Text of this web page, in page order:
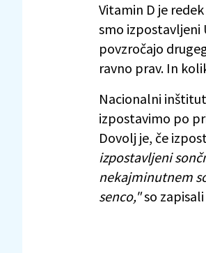
Vitamin D je
smo izpostavljeni
povzročajo
ravno prav. In
Nacionalni
izpostavimo po
Dovolj je, če
izpostavljeni
nekajminutnem
senco,"so